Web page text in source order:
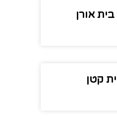
אורן
קטן